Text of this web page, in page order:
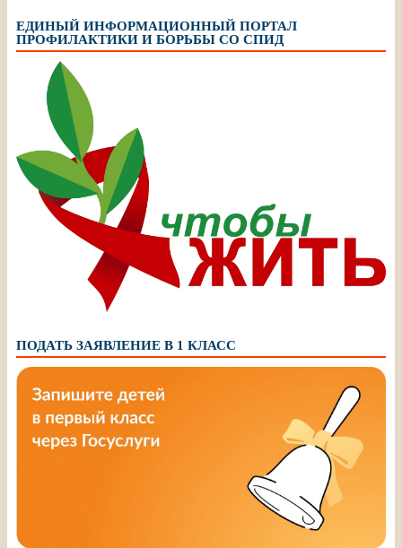
ЕДИНЫЙ ИНФОРМАЦИОННЫЙ ПОРТАЛ
ПРОФИЛАКТИКИ И БОРЬБЫ СО СПИД
ПОДАТЬ ЗАЯВЛЕНИЕ В 1 КЛАСС